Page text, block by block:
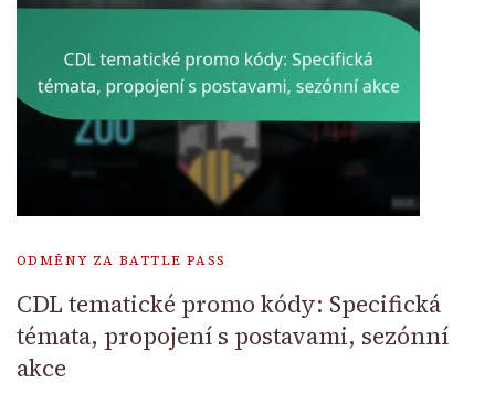
ODMĚNY ZA BATTLE PASS
CDL tematické promo kódy: Specifická
témata, propojení s postavami, sezónní
akce